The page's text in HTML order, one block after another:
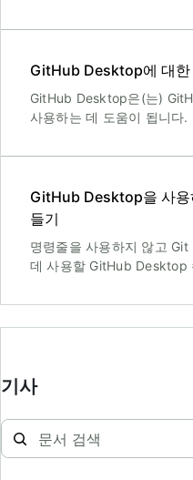
GitHub Desktop에 대한
GitHub Desktop은(는)
사용하는 데 도움이 됩니다.
GitHub Desktop을 사용
들기
명령줄을 사용하지 않고
데 사용할 GitHub Desktop
기사